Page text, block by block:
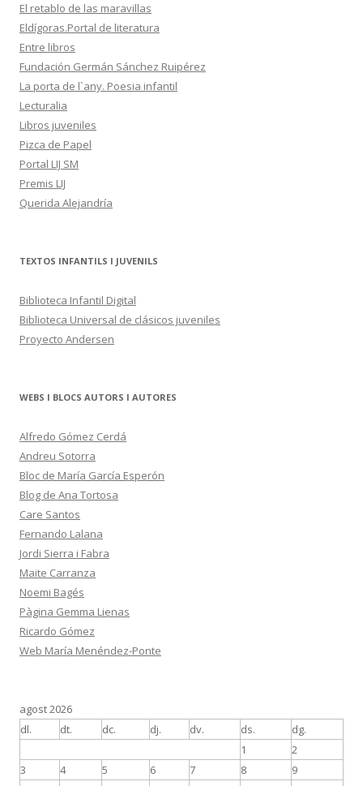
El retablo de las maravillas
Eldígoras.Portal de literatura
Entre libros
Fundación Germán Sánchez Ruipérez
La porta de l`any. Poesia infantil
Lecturalia
Libros juveniles
Pizca de Papel
Portal LIJ SM
Premis LIJ
Querida Alejandría
TEXTOS INFANTILS I JUVENILS
Biblioteca Infantil Digital
Biblioteca Universal de clásicos juveniles
Proyecto Andersen
WEBS I BLOCS AUTORS I AUTORES
Alfredo Gómez Cerdá
Andreu Sotorra
Bloc de María García Esperón
Blog de Ana Tortosa
Care Santos
Fernando Lalana
Jordi Sierra i Fabra
Maite Carranza
Noemi Bagés
Pàgina Gemma Lienas
Ricardo Gómez
Web María Menéndez-Ponte
agost 2026
dl.
dt. dc. dj. dv. ds. dg.
1
2
3
4 5 6 7 8
9